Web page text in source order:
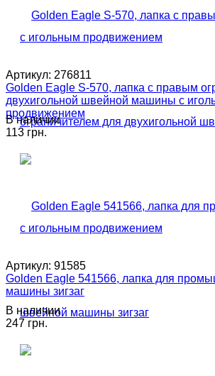
Артикул: 276811
Golden Eagle S-570, лапка с правым
двухигольной швейной машины с
продвижением
В наличии
113 грн.
Артикул: 91585
Golden Eagle 541566, лапка для
машины зигзаг
В наличии
247 грн.